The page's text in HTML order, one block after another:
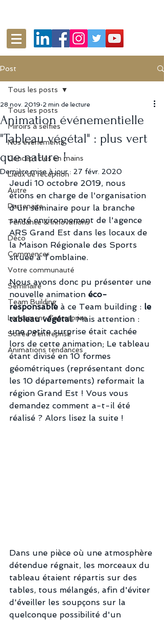
Post
Tous les posts
Miroirs à selfies
Nos événements
Concept clés en mains
Lieux de réception
Autre
Partenaire
Tendance & Innovations
Déco
Commencer
Votre communauté
Séminaire
Team Building
Lancement d'entreprise
Soirée d'entreprise
Animations tendances
Tous les posts
Animation événementielle
"Tableau végétal" : plus vert
que nature !
28 nov. 2019 2 min de lecture
Dernière mise à jour : 27 févr. 2020
Jeudi 10 octobre 2019, nous
étions en charge de l'organisation
d'un séminaire pour la branche
santé environnement de l'agence
ARS Grand Est dans les locaux de
la Maison Régionale des Sports
située à Tomblaine.
Nous avons donc pu présenter une
nouvelle animation éco-
responsable à ce Team building : le
tableau végétal. Mais attention :
une petite surprise était cachée
lors de cette animation; Le tableau
étant divisé en 10 formes
géométriques (représentant donc
les 10 départements) reformait la
région Grand Est ! Vous vous
demandez comment a-t-il été
réalisé ? Alors lisez la suite !
Dans une pièce où une atmosphère
détendue régnait, les morceaux du
tableau étaient répartis sur des
tables, tous mélangés, afin d'éviter
d'éveiller les soupçons sur la
quelconque possibilité d'un